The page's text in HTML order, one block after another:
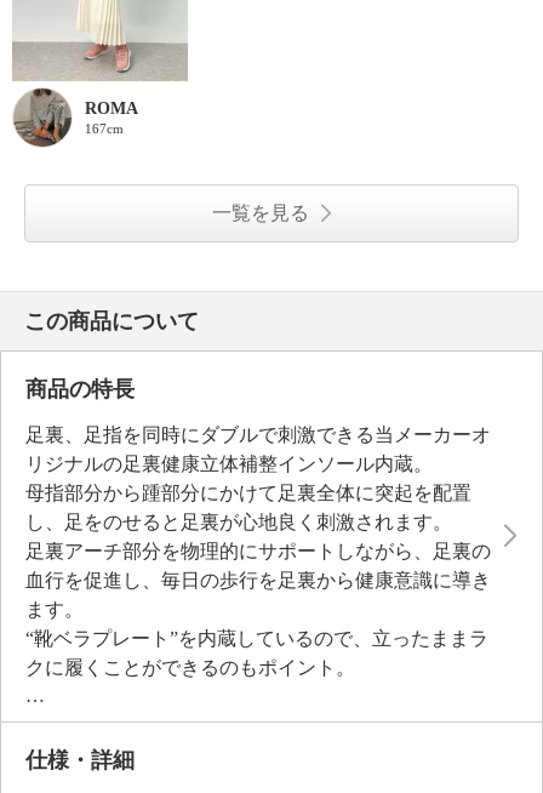
ROMA
167cm
一覧を見る
この商品について
商品の特長
足裏、足指を同時にダブルで刺激できる当メーカーオ
リジナルの足裏健康立体補整インソール内蔵。
母指部分から踵部分にかけて足裏全体に突起を配置
し、足をのせると足裏が心地良く刺激されます。
足裏アーチ部分を物理的にサポートしながら、足裏の
血行を促進し、毎日の歩行を足裏から健康意識に導き
ます。
“靴ベラプレート”を内蔵しているので、立ったままラ
クに履くことができるのもポイント。
プレート全体を厚みのあるクッションでカバーし
た“かかとロック構造”でかかとのフィット感が高ま
り、立ち姿勢時、歩行時の足元のグラつきをサポート
仕様・詳細